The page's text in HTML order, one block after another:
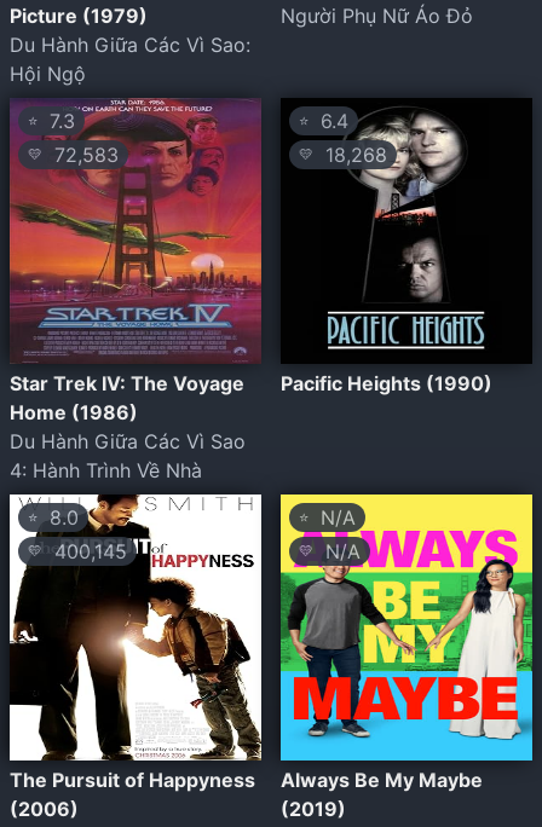
Picture (1979)
Du Hành Giữa Các Vì Sao:
Hội Ngộ
Người Phụ Nữ Áo Đỏ
⭐ 7.3
💛 72,583
Star Trek IV: The Voyage
Home (1986)
Du Hành Giữa Các Vì Sao
4: Hành Trình Về Nhà
⭐ 6.4
💛 18,268
Pacific Heights (1990)
⭐ 8.0
💛 400,145
The Pursuit of Happyness
(2006)
⭐ N/A
💛 N/A
Always Be My Maybe
(2019)